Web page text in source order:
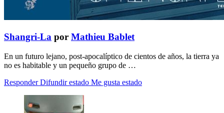
Shangri-La por Mathieu Bablet
En un futuro lejano, post-apocalíptico de cientos de años, la tierra ya
no es habitable y un pequeño grupo de …
Responder Difundir estado Me gusta estado